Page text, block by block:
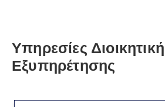
Υπηρεσίες
Εξυπηρέτησης